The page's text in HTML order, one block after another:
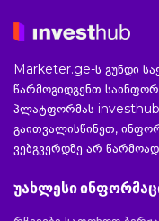
Marketer.ge-ს გუნდი
წარმოგიდგენთ
პლატფორმას
გაითვალისწინეთ,
ვებგვერდზე არ
უახლესი